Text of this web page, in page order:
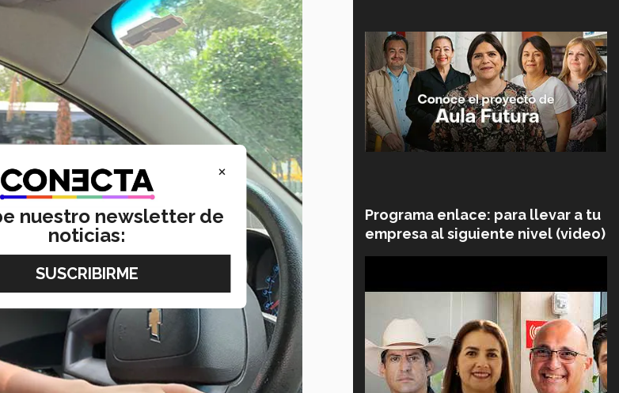
Programa enlace: para llevar a tu
empresa al siguiente nivel (video)
×
nuestro newsletter de
noticias: